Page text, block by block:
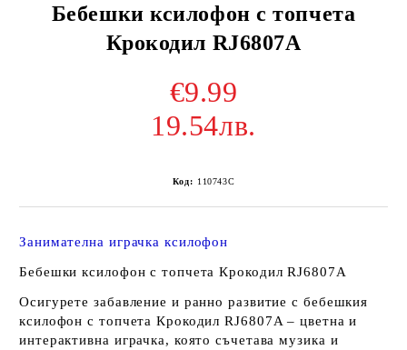
Бебешки ксилофон с топчета
Крокодил RJ6807A
€9.99
19.54лв.
Код: 110743C
Занимателна играчка ксилофон
Бебешки ксилофон с топчета Крокодил RJ6807A
Осигурете забавление и ранно развитие с бебешкия
ксилофон с топчета Крокодил RJ6807A – цветна и
интерактивна играчка, която съчетава музика и